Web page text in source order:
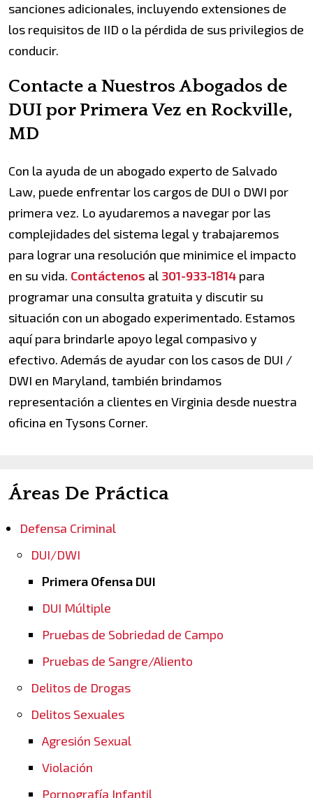
sanciones adicionales, incluyendo extensiones de
los requisitos de IID o la pérdida de sus privilegios de
conducir.
Contacte a Nuestros Abogados de
DUI por Primera Vez en Rockville,
MD
Con la ayuda de un abogado experto de Salvado
Law, puede enfrentar los cargos de DUI o DWI por
primera vez. Lo ayudaremos a navegar por las
complejidades del sistema legal y trabajaremos
para lograr una resolución que minimice el impacto
en su vida. Contáctenos al 301-933-1814 para
programar una consulta gratuita y discutir su
situación con un abogado experimentado. Estamos
aquí para brindarle apoyo legal compasivo y
efectivo. Además de ayudar con los casos de DUI /
DWI en Maryland, también brindamos
representación a clientes en Virginia desde nuestra
oficina en Tysons Corner.
Áreas De Práctica
Defensa Criminal
DUI/DWI
Primera Ofensa DUI
DUI Múltiple
Pruebas de Sobriedad de Campo
Pruebas de Sangre/Aliento
Delitos de Drogas
Delitos Sexuales
Agresión Sexual
Violación
Pornografía Infantil